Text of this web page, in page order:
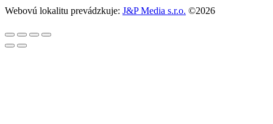
Webovú lokalitu prevádzkuje: J&P Media s.r.o. ©2026